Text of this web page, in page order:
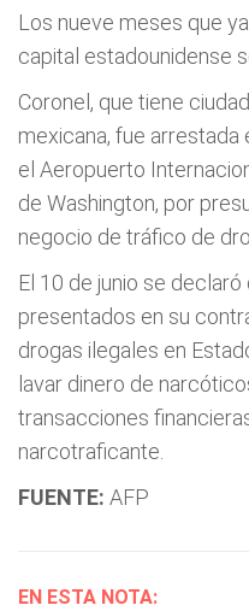
Los nueve meses que
capital estadounidense
Coronel, que tiene
mexicana, fue
el Aeropuerto
de Washington, por
negocio de tráfico de
El 10 de junio se
presentados en su
drogas ilegales en
lavar dinero de
transacciones
narcotraficante.
FUENTE: AFP
EN ESTA NOTA: